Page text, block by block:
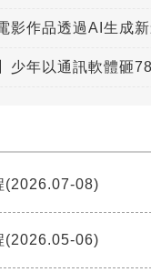
影作品透過AI生成
少年以通訊軟體砸
(2026.07-08)
(2026.05-06)